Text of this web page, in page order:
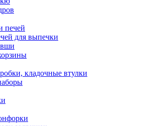
печей
для выпечки
кладочные втулки